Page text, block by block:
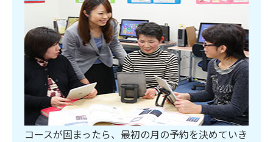
コースが固まったら、最初の月の予約を決めていき